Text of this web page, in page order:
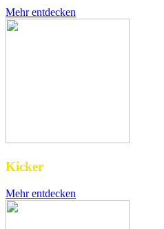
Mehr entdecken
Kicker
Mehr entdecken